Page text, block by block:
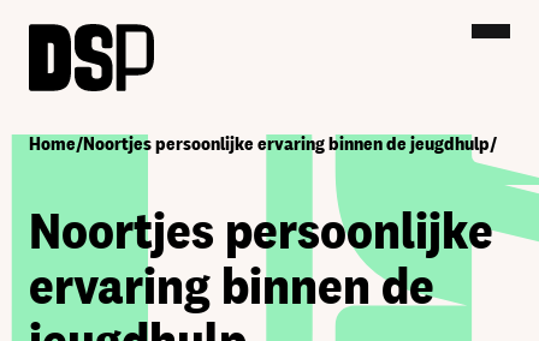
Home/Noortjes persoonlijke ervaring binnen de jeugdhulp/
Noortjes persoonlijke
ervaring binnen de